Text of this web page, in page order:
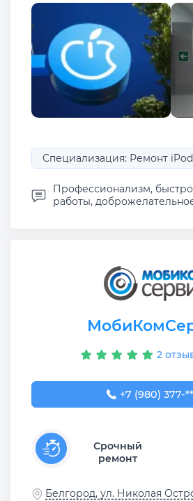
Специализация: Ремонт
Профессионализм,
работы,
2
+7 (980) 377-
+7 (980) 377-
Срочный
ремонт
Белгород, ул. Николая